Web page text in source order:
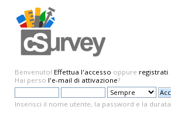
Benvenuto! Effettua l'accesso oppure registrati.
Hai perso l'e-mail di attivazione?
Inserisci il nome utente, la password e la